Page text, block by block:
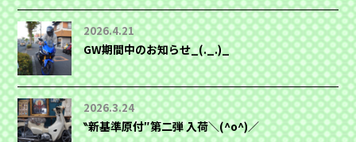
2026.4.21
GW期間中のお知らせ_(._.)_
2026.3.24
‶新基準原付″第二弾 入荷＼(^o^)／